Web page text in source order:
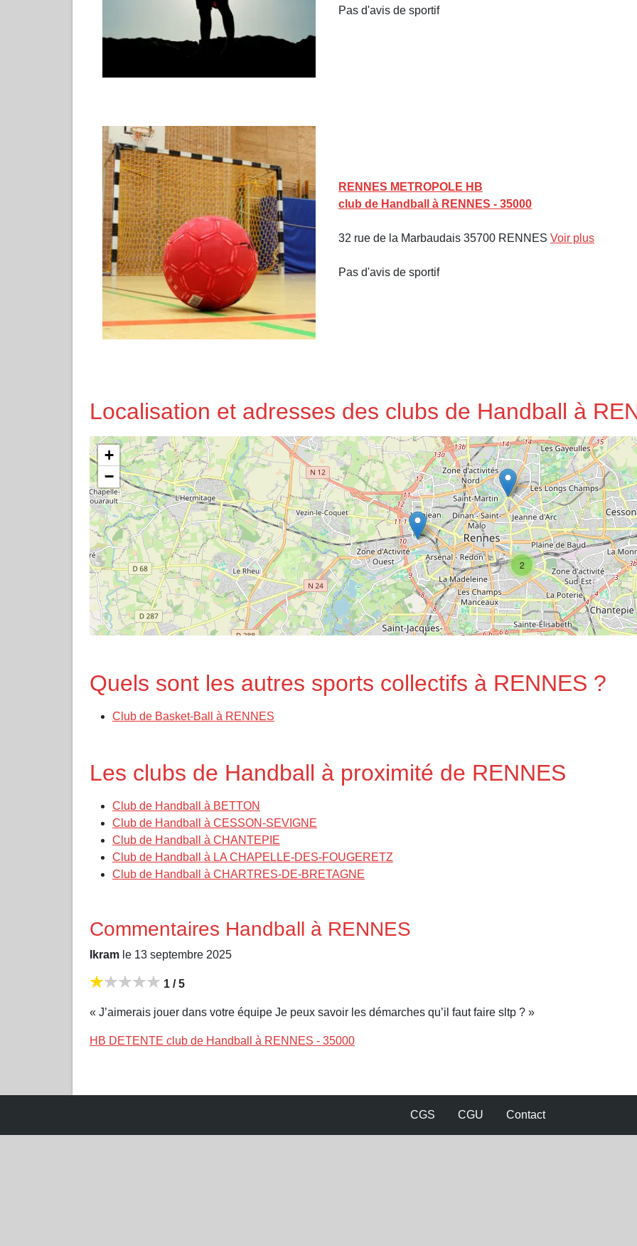
Pas d'avis de sportif
RENNES METROPOLE HB
club de Handball à RENNES - 35000
32 rue de la Marbaudais 35700 RENNES Voir plus
Pas d'avis de sportif
Localisation et adresses des clubs de Handball à
2
+
−
Quels sont les autres sports collectifs à RENNES ?
Club de Basket-Ball à RENNES
Les clubs de Handball à proximité de RENNES
Club de Handball à BETTON
Club de Handball à CESSON-SEVIGNE
Club de Handball à CHANTEPIE
Club de Handball à LA CHAPELLE-DES-FOUGERETZ
Club de Handball à CHARTRES-DE-BRETAGNE
Commentaires Handball à RENNES
Ikram le 13 septembre 2025
1 / 5
« J’aimerais jouer dans votre équipe Je peux savoir les démarches qu’il faut faire sltp ? »
HB DETENTE club de Handball à RENNES - 35000
CGS CGU Contact